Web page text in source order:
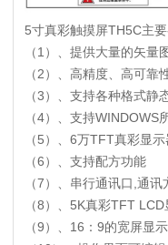
5寸真彩触摸屏TH5C主要
（1）、提供大量的矢量
（2）、高精度、高可靠
（3）、支持各种格式静
（4）、支持WINDOWS
（5）、6万TFT真彩显示
（6）、支持配方功能
（7）、串行通讯口,通
（8）、5K真彩TFT
（9）、16：9的宽屏显示